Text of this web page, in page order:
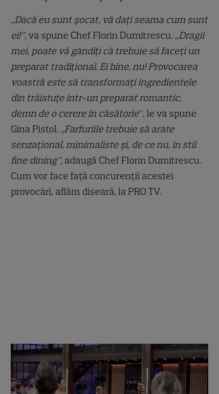
„Dacă eu sunt șocat, vă dați seama cum sunt
ei!”, va spune Chef Florin Dumitrescu. „Dragii
mei, poate vă gândiți că trebuie să faceți un
preparat tradițional. Ei bine, nu! Provocarea
voastră este să transformați ingredientele
din trăistuțe într-un preparat romantic,
demn de o cerere în căsătorie”, le va spune
Gina Pistol. „Farfuriile trebuie să arate
senzațional, minimaliste și, de ce nu, în stil
fine dining”, adaugă Chef Florin Dumitrescu.
Cum vor face față concurenții acestei
provocări, aflăm diseară, la PRO TV.